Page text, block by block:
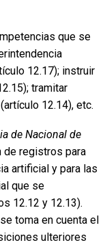
que se
12.17); instruir
tramitar
12.14), etc.
de Nacional de
de registros para
artificial y para las
que se
12.12 y 12.13).
toma en cuenta el
ulteriores